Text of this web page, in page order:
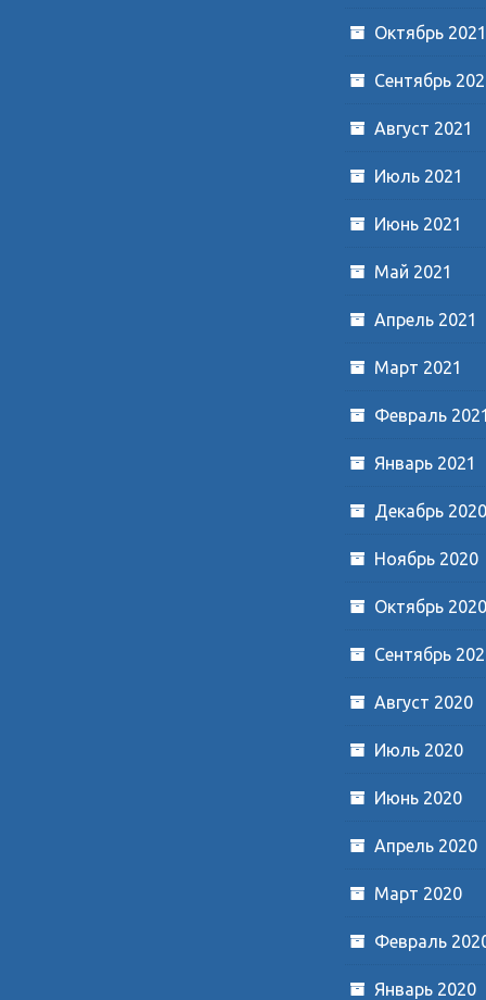
Октябрь 2021
Сентябрь
Август 2021
Июль 2021
Июнь 2021
Май 2021
Апрель 2021
Март 2021
Февраль
Январь 2021
Декабрь 2020
Ноябрь 2020
Октябрь 2020
Сентябрь
Август 2020
Июль 2020
Июнь 2020
Апрель 2020
Март 2020
Февраль
Январь 2020